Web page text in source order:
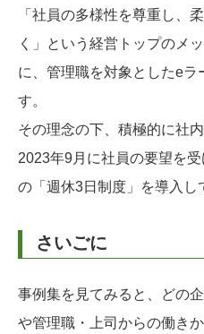
「社員の多様性を尊重し、
く」という経営トップのメ
に、管理職を対象としたeラ
す。
その理念の下、積極的に社
2023年9月に社員の要望を
の「週休3日制度」を導入し
さいごに
事例集を見てみると、どの
や管理職・上司からの働き